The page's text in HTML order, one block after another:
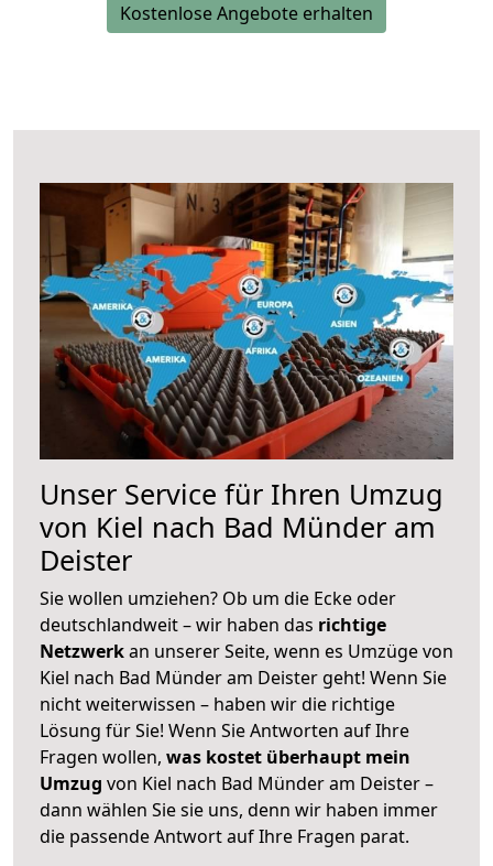
Kostenlose Angebote erhalten
Unser Service für Ihren Umzug
von Kiel nach Bad Münder am
Deister
Sie wollen umziehen? Ob um die Ecke oder
deutschlandweit – wir haben das richtige
Netzwerkan unserer Seite, wenn es Umzüge von
Kiel nach Bad Münder am Deister geht! Wenn Sie
nicht weiterwissen – haben wir die richtige
Lösung für Sie! Wenn Sie Antworten auf Ihre
Fragen wollen, was kostet überhaupt mein
Umzug von Kiel nach Bad Münder am Deister –
dann wählen Sie sie uns, denn wir haben immer
die passende Antwort auf Ihre Fragen parat.